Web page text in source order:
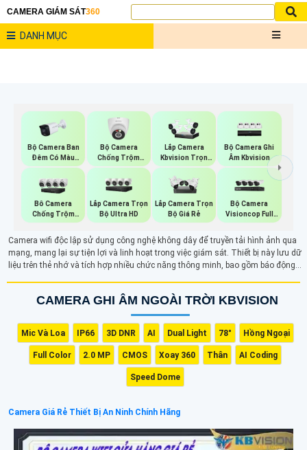
CAMERA GIÁM SÁT360
DANH MỤC
Bộ Camera Ban
Đêm Có Màu
Kbvision
Bộ Camera
Chống Trộm
Kbvision
Lắp Camera
Kbvision Trọn
Gói
Bộ Camera Ghi
Âm Kbvision
Bô Camera
Chống Trộm
Hikvision
Lắp Camera Trọn
Bộ Ultra HD
Lắp Camera Trọn
Bộ Giá Rẻ
Bộ Camera
Visioncop Full
Color
Camera wifi độc lập sử dụng công nghệ không dây để truyền tải hình ảnh qua
mạng, mang lại sự tiện lợi và linh hoạt trong việc giám sát. Thiết bị này lưu dữ
liệu trên thẻ nhớ và tích hợp nhiều chức năng thông minh, bao gồm báo động
bảo mật cho gia đình và doanh nghiệp.
CAMERA GHI ÂM NGOÀI TRỜI KBVISION
Mic Và Loa IP66 3D DNR AI Dual Light 78° Hồng Ngoại
Full Color 2.0 MP CMOS Xoay 360 Thân AI Coding
Speed Dome
Camera Giá Rẻ Thiết Bị An Ninh Chính Hãng